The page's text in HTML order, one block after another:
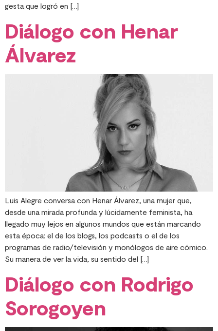
gesta que logró en […]
Diálogo con Henar
Álvarez
Luis Alegre conversa con Henar Álvarez, una mujer que,
desde una mirada profunda y lúcidamente feminista, ha
llegado muy lejos en algunos mundos que están marcando
esta época: el de los blogs, los podcasts o el de los
programas de radio/televisión y monólogos de aire cómico.
Su manera de ver la vida, su sentido del […]
Diálogo con Rodrigo
Sorogoyen